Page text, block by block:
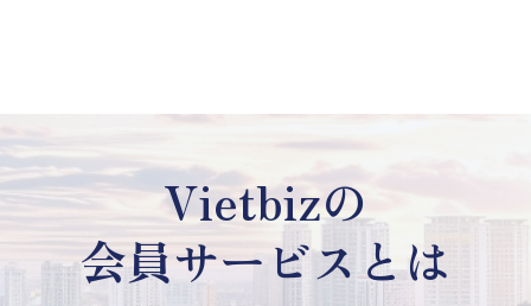
Vietbizの
会員サービスとは